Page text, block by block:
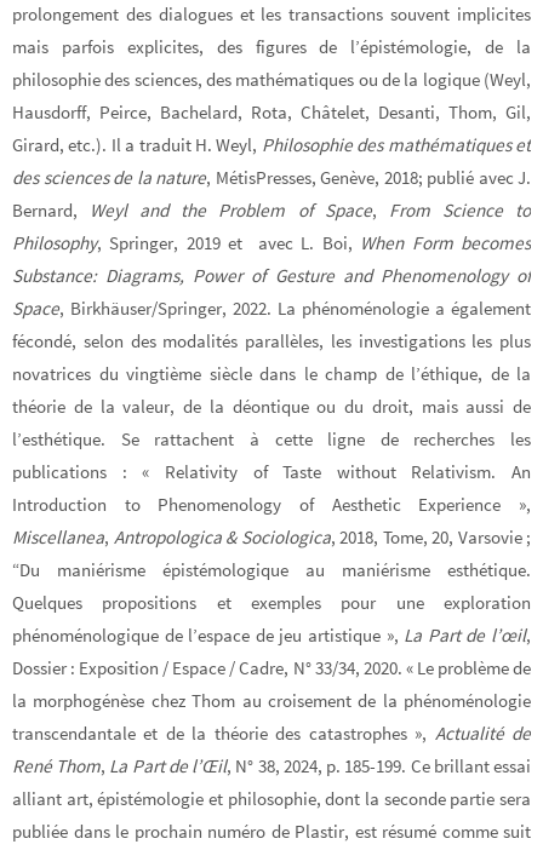
prolongement des dialogues et les transactions souvent implicites
mais parfois explicites, des figures de l’épistémologie, de la
philosophie des sciences, des mathématiques ou de la logique (Weyl,
Hausdorff, Peirce, Bachelard, Rota, Châtelet, Desanti, Thom, Gil,
Girard, etc.). Il a traduit H. Weyl, Philosophie des mathématiques et
des sciences de la nature, MétisPresses, Genève, 2018; publié avec J.
Bernard, Weyl and the Problem of Space, From Science to
Philosophy, Springer, 2019 et avec L. Boi, When Form becomes
Substance: Diagrams, Power of Gesture and Phenomenology of
Space, Birkhäuser/Springer, 2022. La phénoménologie a également
fécondé, selon des modalités parallèles, les investigations les plus
novatrices du vingtième siècle dans le champ de l’éthique, de la
théorie de la valeur, de la déontique ou du droit, mais aussi de
l’esthétique. Se rattachent à cette ligne de recherches les
publications : « Relativity of Taste without Relativism. An
Introduction to Phenomenology of Aesthetic Experience »,
Miscellanea, Antropologica & Sociologica, 2018, Tome, 20, Varsovie ;
“Du maniérisme épistémologique au maniérisme esthétique.
Quelques propositions et exemples pour une exploration
phénoménologique de l’espace de jeu artistique », La Part de l’œil,
Dossier : Exposition / Espace / Cadre, N° 33/34, 2020. « Le problème de
la morphogénèse chez Thom au croisement de la phénoménologie
transcendantale et de la théorie des catastrophes », Actualité de
René Thom, La Part de l’Œil, N° 38, 2024, p. 185-199. Ce brillant essai
alliant art, épistémologie et philosophie, dont la seconde partie sera
publiée dans le prochain numéro de Plastir, est résumé comme suit